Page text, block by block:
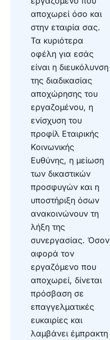
αποχωρεί όσο και
στην εταιρία σας.
Τα κυριότερα
οφέλη για εσάς
είναι η διευκόλυνση
της διαδικασίας
αποχώρησης του
εργαζομένου, η
ενίσχυση του
προφίλ Εταιρικής
Κοινωνικής
Ευθύνης, η μείωση
των δικαστικών
προσφυγών και η
υποστήριξη όσων
ανακοινώνουν τη
λήξη της
συνεργασίας. Όσον
αφορά τον
εργαζόμενο που
αποχωρεί, δίνεται
πρόσβαση σε
επαγγελματικές
ευκαιρίες και
λαμβάνει έμπρακτη